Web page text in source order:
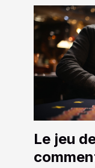
Le jeu